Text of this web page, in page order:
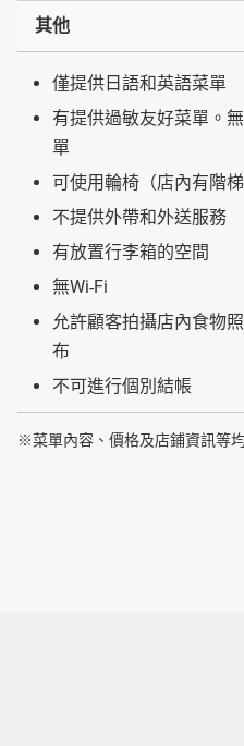
其他
僅提供日語和英語菜單
有提供過敏友好菜單。
單
可使用輪椅（店內有階梯
不提供外帶和外送服務
有放置行李箱的空間
無Wi-Fi
允許顧客拍攝店內食物
布
不可進行個別結帳
※菜單內容、價格及店鋪資訊等